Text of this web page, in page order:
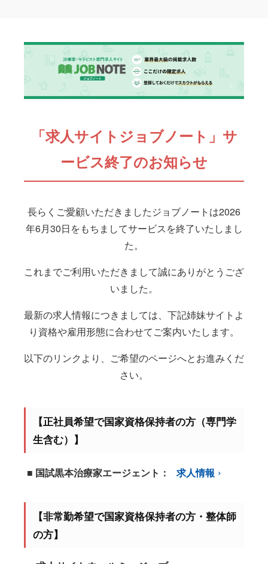
「求人サイトジョブノート」サ
ービス終了のお知らせ
長らくご愛顧いただきましたジョブノートは2026
年6月30日をもちましてサービスを終了いたしまし
た。
これまでご利用いただきまして誠にありがとうござ
いました。
最新の求人情報につきましては、下記姉妹サイトよ
り資格や雇用形態に合わせてご案内いたします。
以下のリンクより、ご希望のページへとお進みくだ
さい。
【正社員希望で国家資格保持者の方（専門学
生含む）】
■ 国試黒本治療家エージェント： 求人情報
【非常勤希望で国家資格保持者の方・整体師
の方】